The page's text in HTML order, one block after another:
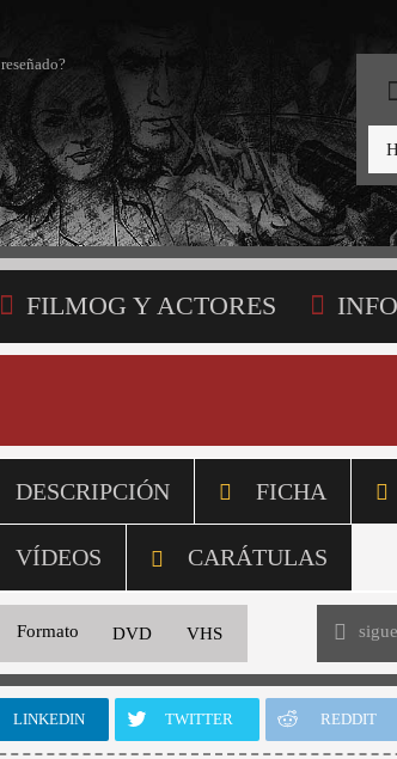
FILMOG Y ACTORES
DESCRIPCIÓN FICHA
VÍDEOS CARÁTULAS
Formato DVD VHS
LINKEDIN TWITTER REDDIT